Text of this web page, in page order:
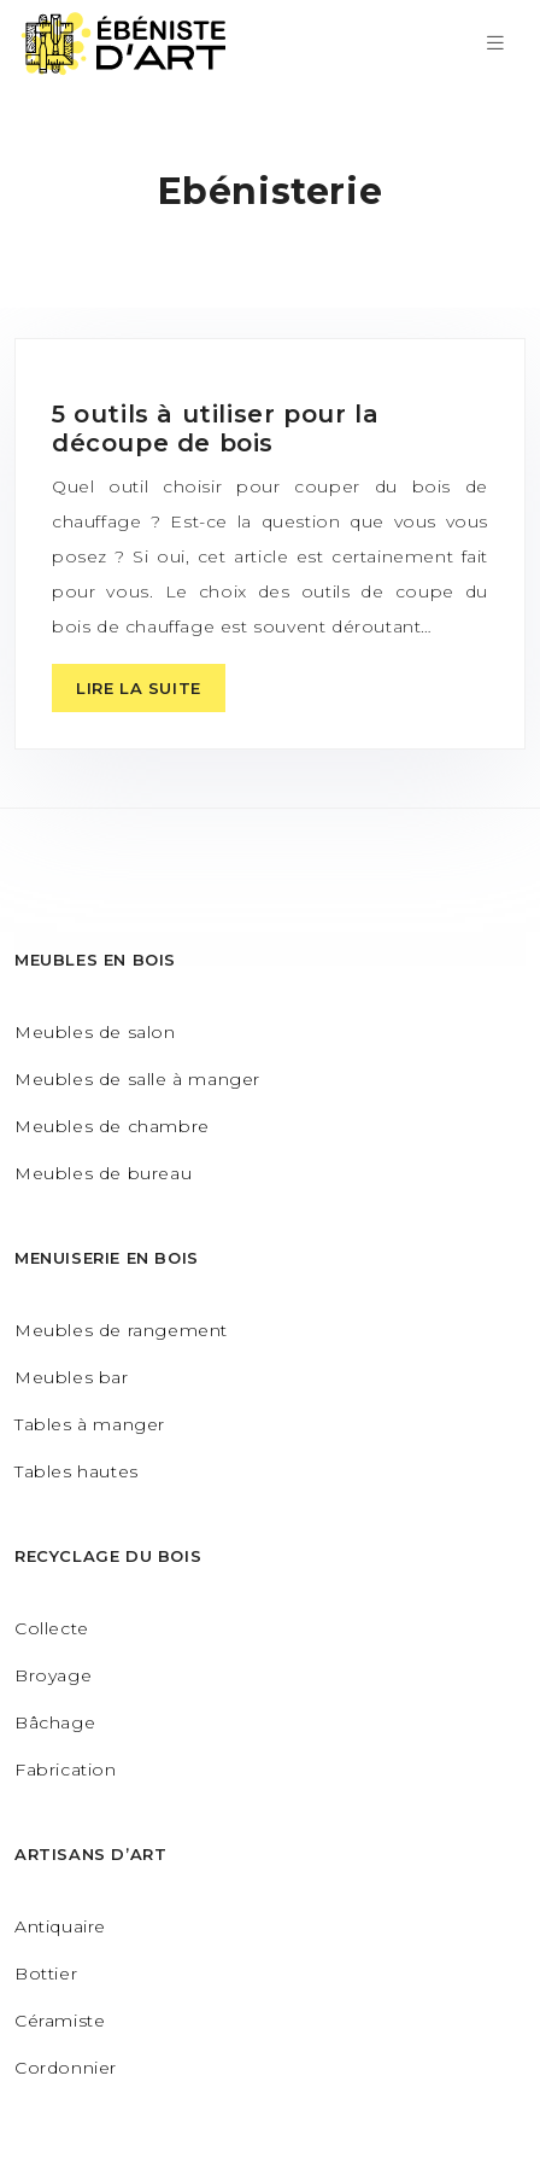
Ebénisterie
5 outils à utiliser pour la
découpe de bois
Quel outil choisir pour couper du bois de
chauffage ? Est-ce la question que vous vous
posez ? Si oui, cet article est certainement fait
pour vous. Le choix des outils de coupe du
bois de chauffage est souvent déroutant…
LIRE LA SUITE
MEUBLES EN BOIS
Meubles de salon
Meubles de salle à manger
Meubles de chambre
Meubles de bureau
MENUISERIE EN BOIS
Meubles de rangement
Meubles bar
Tables à manger
Tables hautes
RECYCLAGE DU BOIS
Collecte
Broyage
Bâchage
Fabrication
ARTISANS D’ART
Antiquaire
Bottier
Céramiste
Cordonnier